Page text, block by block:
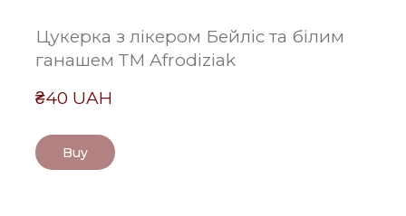
Цукерка з лікером Бейліс та білим
ганашем ТМ Afrodiziak
₴40 UAH
Buy